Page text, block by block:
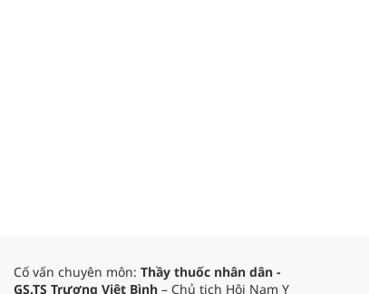
Cố vấn chuyên môn: Thầy thuốc nhân dân -
GS.TS Trương Việt Bình – Chủ tịch Hội Nam Y